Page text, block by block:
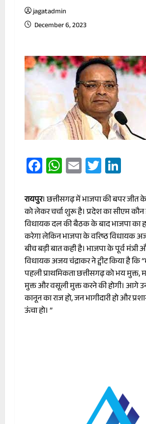
jagatadmin
December 6, 2023
Facebook
WhatsApp
EmailTwitter
रायपुर। छत्तीसगढ़ में भाजपा की बपर जीत
को लेकर चर्चा शुरू है। प्रदेश का सीएम कौन
विधायक दल की बैठक के बाद भाजपा का
करेगा लेकिन भाजपा के वरिष्ठ विधायक
बीच बड़ी बात कही है। भाजपा के पूर्व मंत्री
विधायक अजय चंद्राकर ने ट्वीट किया है कि
पहली प्राथमिकता छत्तीसगढ़ को भय मुक्त,
मुक्त और वसूली मुक्त करने की होगी। आगे
कानून का राज हो, जन भागीदारी हो और
ऊंचा हो। ”